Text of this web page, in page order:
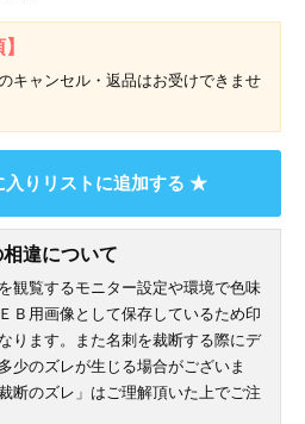
キャンセル・返品はお受けできませ
りリストに追加する ★
違について
観覧するモニター設定や環境で色味
Ｂ用画像として保存しているため印
ります。また名刺を裁断する際にデ
少のズレが生じる場合がございま
断のズレ」はご理解頂いた上でご注